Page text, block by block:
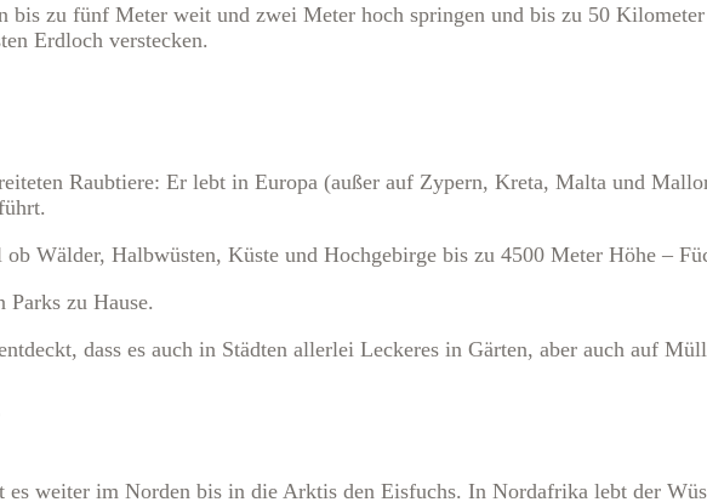
bis zu fünf Meter weit und zwei Meter hoch springen und bis zu 50
Erdloch verstecken.
Raubtiere: Er lebt in Europa (außer auf Zypern, Kreta, Malta und
ob Wälder, Halbwüsten, Küste und Hochgebirge bis zu 4500 Meter Höhe –
Parks zu Hause.
dass es auch in Städten allerlei Leckeres in Gärten, aber auch auf
es weiter im Norden bis in die Arktis den Eisfuchs. In Nordafrika lebt der